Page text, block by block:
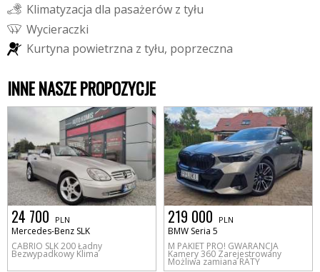
Klimatyzacja dla pasażerów z tyłu
Wycieraczki
Kurtyna powietrzna z tyłu, poprzeczna
INNE NASZE PROPOZYCJE
24 700 PLN
Mercedes-Benz SLK
CABRIO SLK 200 Ładny
Bezwypadkowy Klima
219 000 PLN
BMW Seria 5
M PAKIET PRO! GWARANCJA
Kamery 360 Zarejestrowany
Możliwa zamiana RATY